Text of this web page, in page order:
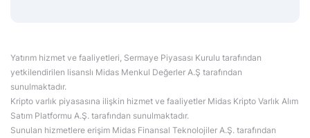
Yatırım hizmet ve faaliyetleri, Sermaye Piyasası Kurulu tarafından
yetkilendirilen lisanslı Midas Menkul Değerler A.Ş tarafından
sunulmaktadır.
Kripto varlık piyasasına ilişkin hizmet ve faaliyetler Midas Kripto Varlık Alım
Satım Platformu A.Ş. tarafından sunulmaktadır.
Sunulan hizmetlere erişim Midas Finansal Teknolojiler A.Ş. tarafından